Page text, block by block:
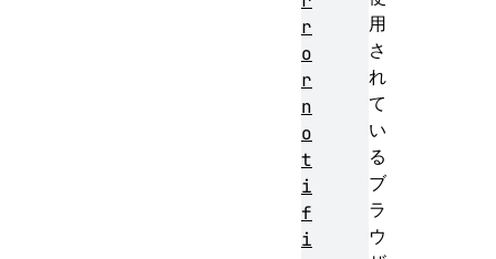
用
さ
れ
て
い
る
ブ
ラ
ウ
r
o
r
n
o
t
i
f
i